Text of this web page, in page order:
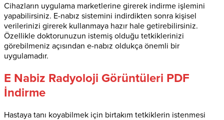
Cihazların uygulama marketlerine girerek indirme işlemini
yapabilirsiniz. E-nabız sistemini indirdikten sonra kişisel
verilerinizi girerek kullanmaya hazır hale getirebilirsiniz.
Özellikle doktorunuzun istemiş olduğu tetkiklerinizi
görebilmeniz açısından e-nabız oldukça önemli bir
uygulamadır.
E Nabiz Radyoloji Görüntüleri PDF
İndirme
Hastaya tanı koyabilmek için birtakım tetkiklerin istenmesi